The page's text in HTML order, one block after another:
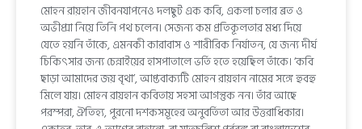
মোহন রায়হান জীবনযাপনেও দলছুট এক কবি, একলা চলার ব্রত ও
অভীপ্সা নিয়ে তিনি পথ চলেন। সেজন্য কম প্রতিকূলতার মধ্য দিয়ে
যেতে হয়নি তাঁকে, এমনকী কারাবাস ও শারীরিক নির্যাতন, যে জন্য দীর্ঘ
চিকিৎসার জন্য চেন্নাইয়ের হাসপাতালে ভর্তি হতে হয়েছিল তাঁকে। ‘কবি
ছাড়া আমাদের জয় বৃথা’, আপ্তবাক্যটি মোহন রায়হান নামের সঙ্গে হুবহু
মিলে যায়। মোহন রায়হান কবিতায় সহসা আগন্তুক নন। তাঁর আছে
পরম্পরা, ঐতিহ্য, পুরনো দশকসমূহের অনুবর্তিতা আর উত্তরাধিকার।